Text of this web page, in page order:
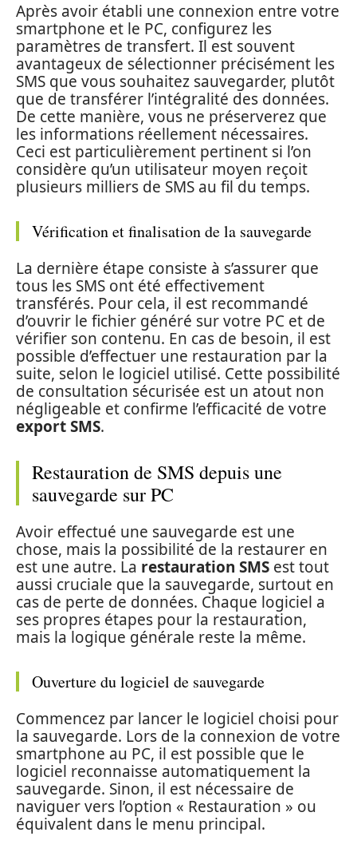
Après avoir établi une connexion entre votre
smartphone et le PC, configurez les
paramètres de transfert. Il est souvent
avantageux de sélectionner précisément les
SMS que vous souhaitez sauvegarder, plutôt
que de transférer l’intégralité des données.
De cette manière, vous ne préserverez que
les informations réellement nécessaires.
Ceci est particulièrement pertinent si l’on
considère qu’un utilisateur moyen reçoit
plusieurs milliers de SMS au fil du temps.
Vérification et finalisation de la sauvegarde
La dernière étape consiste à s’assurer que
tous les SMS ont été effectivement
transférés. Pour cela, il est recommandé
d’ouvrir le fichier généré sur votre PC et de
vérifier son contenu. En cas de besoin, il est
possible d’effectuer une restauration par la
suite, selon le logiciel utilisé. Cette possibilité
de consultation sécurisée est un atout non
négligeable et confirme l’efficacité de votre
export SMS.
Restauration de SMS depuis une
sauvegarde sur PC
Avoir effectué une sauvegarde est une
chose, mais la possibilité de la restaurer en
est une autre. La restauration SMS est tout
aussi cruciale que la sauvegarde, surtout en
cas de perte de données. Chaque logiciel a
ses propres étapes pour la restauration,
mais la logique générale reste la même.
Ouverture du logiciel de sauvegarde
Commencez par lancer le logiciel choisi pour
la sauvegarde. Lors de la connexion de votre
smartphone au PC, il est possible que le
logiciel reconnaisse automatiquement la
sauvegarde. Sinon, il est nécessaire de
naviguer vers l’option « Restauration » ou
équivalent dans le menu principal.